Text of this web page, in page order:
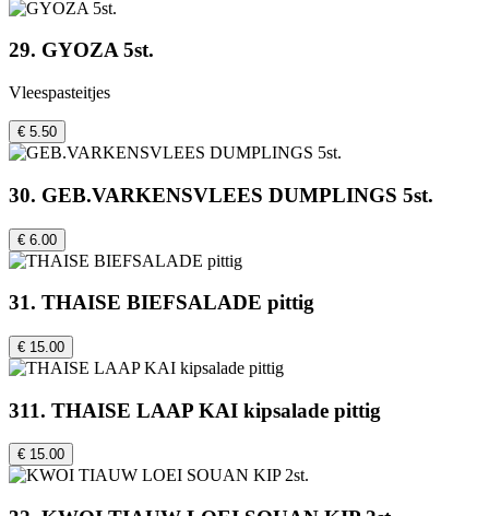
29. GYOZA 5st.
Vleespasteitjes
€ 5.50
30. GEB.VARKENSVLEES DUMPLINGS 5st.
€ 6.00
31. THAISE BIEFSALADE pittig
€ 15.00
311. THAISE LAAP KAI kipsalade pittig
€ 15.00